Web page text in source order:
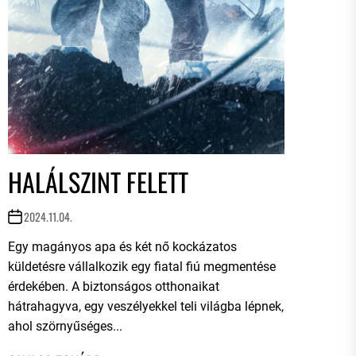
HALÁLSZINT FELETT
2024.11.04.
Egy magányos apa és két nő kockázatos
küldetésre vállalkozik egy fiatal fiú megmentése
érdekében. A biztonságos otthonaikat
hátrahagyva, egy veszélyekkel teli világba lépnek,
ahol szörnyűséges...